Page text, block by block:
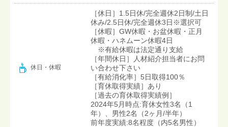
休日・休暇
［休日］1.5日休/完全週休2日制/土日
休み/2.5日休/完全週休3日※選択可
［休暇］GW休暇・お盆休暇・正月
休暇・ハネムーン休暇4日
※有給休暇は法定通り支給
［年間休日］人材紹介担当者にお問
い合わせ下さい
［有給消化率］5日取得100％
［育休取得実績］あり
［過去の育休取得実績例］
2024年5月時点:育休女性3名（1
年）、男性2名（2ヶ月/半年）
前年度実績:8名程度（内5名男性）